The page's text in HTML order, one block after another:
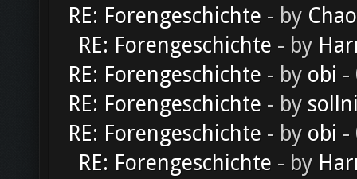
RE: Forengeschichte - by
RE: Forengeschichte - by
RE: Forengeschichte - by obi -
RE: Forengeschichte - by
RE: Forengeschichte - by obi -
RE: Forengeschichte - by